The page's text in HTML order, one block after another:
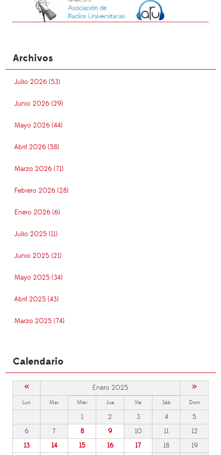
Archivos
Julio 2026 (53)
Junio 2026 (29)
Mayo 2026 (44)
Abril 2026 (58)
Marzo 2026 (71)
Febrero 2026 (28)
Enero 2026 (6)
Julio 2025 (11)
Junio 2025 (21)
Mayo 2025 (34)
Abril 2025 (43)
Marzo 2025 (74)
Calendario
« Enero 2025 »
Lun Mar Mier Jue Vie Sáb Dom
1 2 3 4
5
6
7 8 9 10 11
12
13
14 15 16 17 18
19